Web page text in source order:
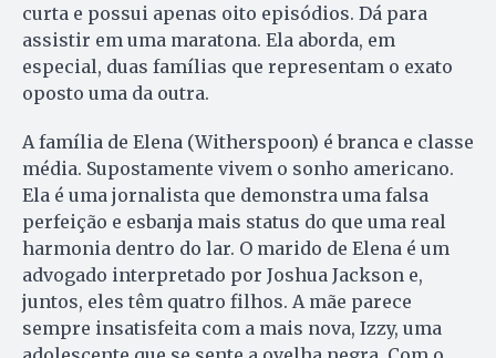
curta e possui apenas oito episódios. Dá para
assistir em uma maratona. Ela aborda, em
especial, duas famílias que representam o exato
oposto uma da outra.
A família de Elena (Witherspoon) é branca e classe
média. Supostamente vivem o sonho americano.
Ela é uma jornalista que demonstra uma falsa
perfeição e esbanja mais status do que uma real
harmonia dentro do lar. O marido de Elena é um
advogado interpretado por Joshua Jackson e,
juntos, eles têm quatro filhos. A mãe parece
sempre insatisfeita com a mais nova, Izzy, uma